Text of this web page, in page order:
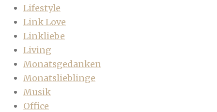
Lifestyle
Link Love
Linkliebe
Living
Monatsgedanken
Monatslieblinge
Musik
Office